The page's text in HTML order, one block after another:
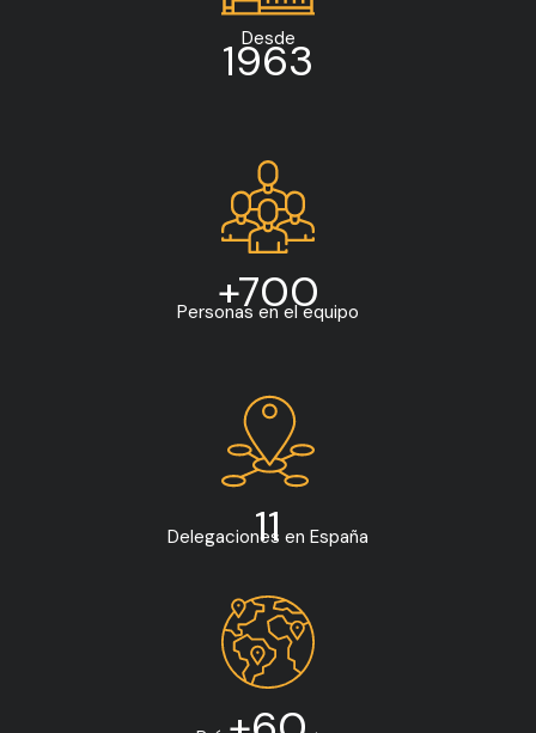
Desde
1963
+700
Personas en el equipo
11
Delegaciones en España